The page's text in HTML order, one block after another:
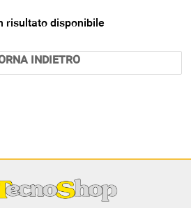
risultato disponibile
INDIETRO